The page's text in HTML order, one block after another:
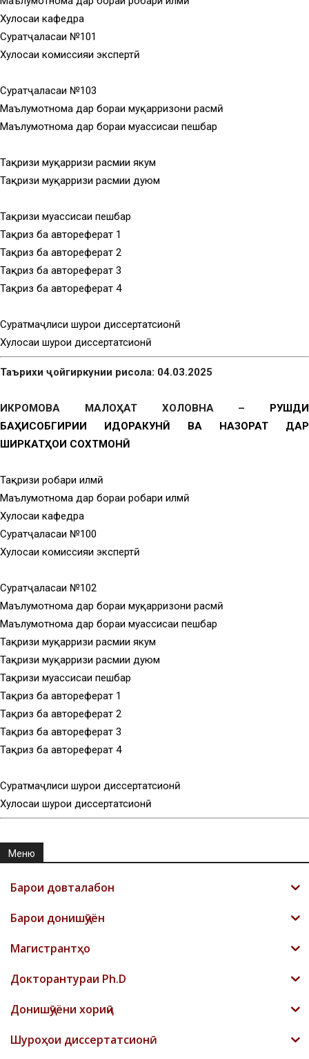
Хулосаи кафедра
Суратҷаласаи №101
Хулосаи комиссияи экспертӣ
Суратҷаласаи №103
Маълумотнома дар бораи муқарризони расмӣ
Маълумотнома дар бораи муассисаи пешбар
Тақризи муқарризи расмии якум
Тақризи муқарризи расмии дуюм
Тақризи муассисаи пешбар
Тақриз ба автореферат 1
Тақриз ба автореферат 2
Тақриз ба автореферат 3
Тақриз ба автореферат 4
Суратмаҷлиси шурои диссертатсионӣ
Хулосаи шурои диссертатсионӣ
Таърихи ҷойгиркунии рисола: 04.03.2025
ИКРОМОВА МАЛОҲАТ ХОЛОВНА – РУШДИ
БАҲИСОБГИРИИ ИДОРАКУНӢ ВА НАЗОРАТ ДАР
ШИРКАТҲОИ СОХТМОНӢ
Тақризи роҳбари илмӣ
Маълумотнома дар бораи роҳбари илмӣ
Хулосаи кафедра
Суратҷаласаи №100
Хулосаи комиссияи экспертӣ
Суратҷаласаи №102
Маълумотнома дар бораи муқарризони расмӣ
Маълумотнома дар бораи муассисаи пешбар
Тақризи муқарризи расмии якум
Тақризи муқарризи расмии дуюм
Тақризи муассисаи пешбар
Тақриз ба автореферат 1
Тақриз ба автореферат 2
Тақриз ба автореферат 3
Тақриз ба автореферат 4
Суратмаҷлиси шурои диссертатсионӣ
Хулосаи шурои диссертатсионӣ
Меню
Барои довталабон
Барои донишҷӯён
Магистрантҳо
Докторантураи Ph.D
Донишҷӯёни хориҷӣ
Шyроҳои диссертатсионӣ